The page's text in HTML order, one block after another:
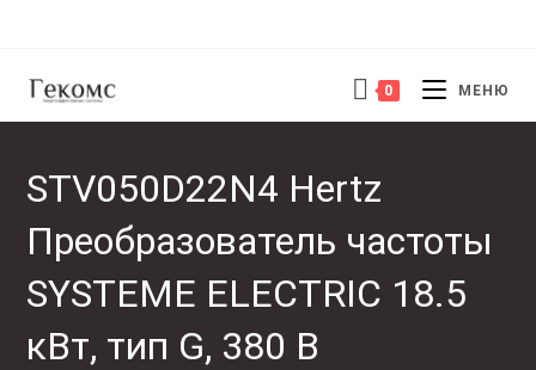
0 МЕНЮ
STV050D22N4 Hertz
Преобразователь частоты
SYSTEME ELECTRIC 18.5
кВт, тип G, 380 В